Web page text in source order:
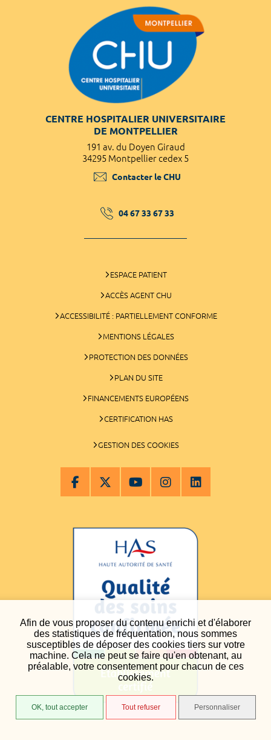
Afin de vous proposer du contenu enrichi et d'élaborer
des statistiques de fréquentation, nous sommes
susceptibles de déposer des cookies tiers sur votre
machine. Cela ne peut se faire qu'en obtenant, au
préalable, votre consentement pour chacun de ces
cookies.
OK, tout accepter Tout refuser Personnaliser
CENTRE HOSPITALIER UNIVERSITAIRE
DE MONTPELLIER
191 av. du Doyen Giraud
34295 Montpellier cedex 5
Contacter le CHU
04 67 33 67 33
ESPACE PATIENT
ACCÈS AGENT CHU
ACCESSIBILITÉ : PARTIELLEMENT CONFORME
MENTIONS LÉGALES
PROTECTION DES DONNÉES
PLAN DU SITE
FINANCEMENTS EUROPÉENS
CERTIFICATION HAS
GESTION DES COOKIES